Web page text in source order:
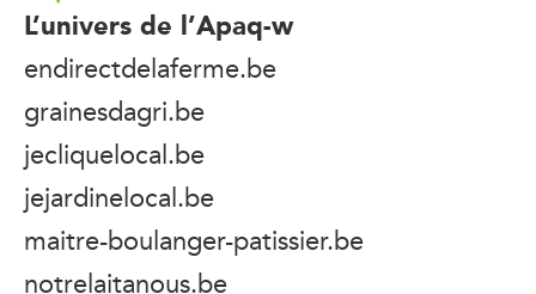
L’univers de l’Apaq-w
endirectdelaferme.be
grainesdagri.be
jecliquelocal.be
jejardinelocal.be
maitre-boulanger-patissier.be
notrelaitanous.be